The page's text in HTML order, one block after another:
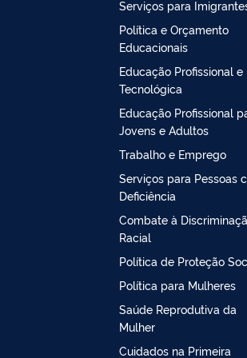
Serviços para
Política e Orçamento
Educacionais
Educação Profissional e
Tecnológica
Educação Profissional
Jovens e Adultos
Trabalho e Emprego
Serviços para Pessoas
Deficiência
Combate à
Racial
Política de Proteção
Política para Mulheres
Saúde Reprodutiva da
Mulher
Cuidados na Primeira